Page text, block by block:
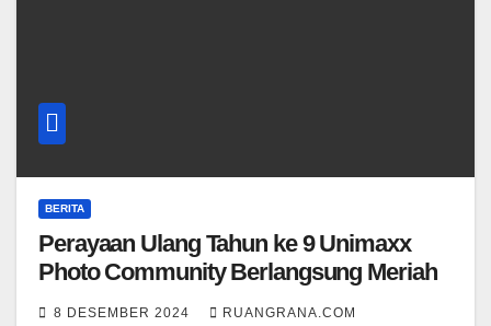
BERITA
Perayaan Ulang Tahun ke 9 Unimaxx
Photo Community Berlangsung Meriah
8 DESEMBER 2024 RUANGRANA.COM